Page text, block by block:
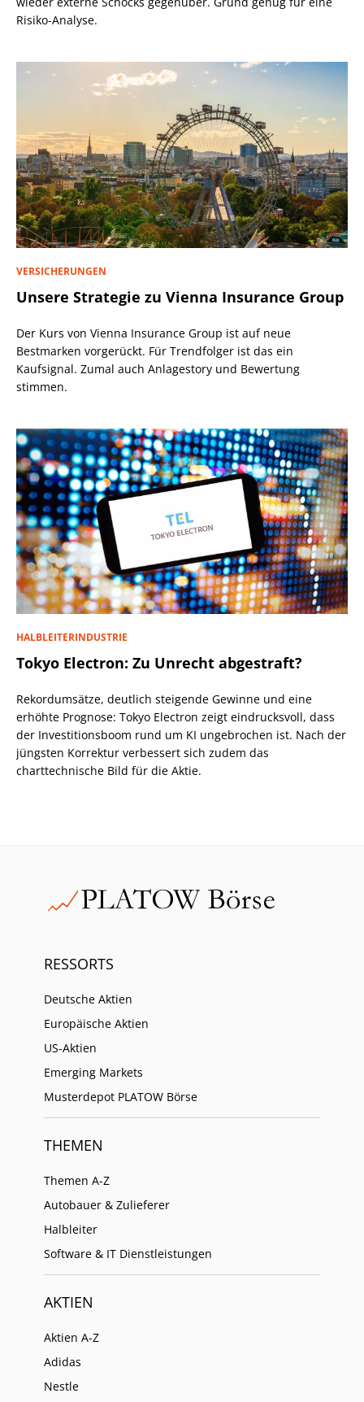
Risiko-Analyse.
VERSICHERUNGEN
Unsere Strategie zu Vienna Insurance Group
Der Kurs von Vienna Insurance Group ist auf neue
Bestmarken vorgerückt. Für Trendfolger ist das ein
Kaufsignal. Zumal auch Anlagestory und Bewertung
stimmen.
HALBLEITERINDUSTRIE
Tokyo Electron: Zu Unrecht abgestraft?
Rekordumsätze, deutlich steigende Gewinne und eine
erhöhte Prognose: Tokyo Electron zeigt eindrucksvoll, dass
der Investitionsboom rund um KI ungebrochen ist. Nach der
jüngsten Korrektur verbessert sich zudem das
charttechnische Bild für die Aktie.
RESSORTS
Deutsche Aktien
Europäische Aktien
US-Aktien
Emerging Markets
Musterdepot PLATOW Börse
THEMEN
Themen A-Z
Autobauer & Zulieferer
Halbleiter
Software & IT Dienstleistungen
AKTIEN
Aktien A-Z
Adidas
Nestle